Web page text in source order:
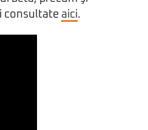
consultate aici.